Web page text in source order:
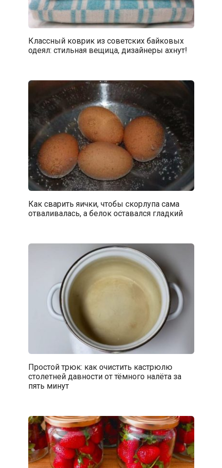
Классный коврик из советских байковых
одеял: стильная вещица, дизайнеры ахнут!
Как сварить яички, чтобы скорлупа сама
отваливалась, а белок оставался гладкий
Простой трюк: как очистить кастрюлю
столетней давности от тёмного налёта за
пять минут